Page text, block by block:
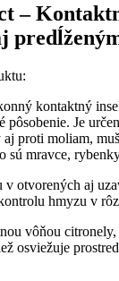
–
kontaktný
pôsobenie. Je
proti moliam,
sú mravce,
otvorených aj
hmyzu v
vôňou
osviežuje